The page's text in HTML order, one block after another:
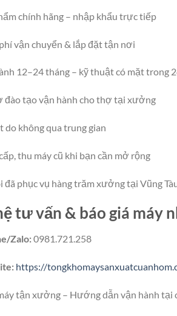
chính hãng – nhập khẩu trực tiếp
vận chuyển & lắp đặt tận nơi
12–24 tháng – kỹ thuật có mặt trong
đào tạo vận hành cho thợ tại xưởng
do không qua trung gian
thu máy cũ khi bạn cần mở rộng
đã phục vụ hàng trăm xưởng tại Vũng
tư vấn & báo giá máy
Zalo:0981.721.258
https://
tận xưởng – Hướng dẫn vận hành tại